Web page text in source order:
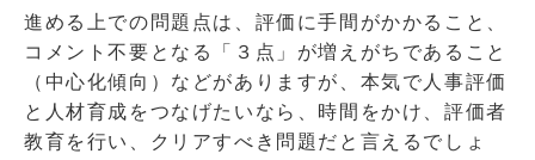
進める上での問題点は、評価に手間がかかること、
コメント不要となる「３点」が増えがちであること
（中心化傾向）などがありますが、本気で人事評価
と人材育成をつなげたいなら、時間をかけ、評価者
教育を行い、クリアすべき問題だと言えるでしょ